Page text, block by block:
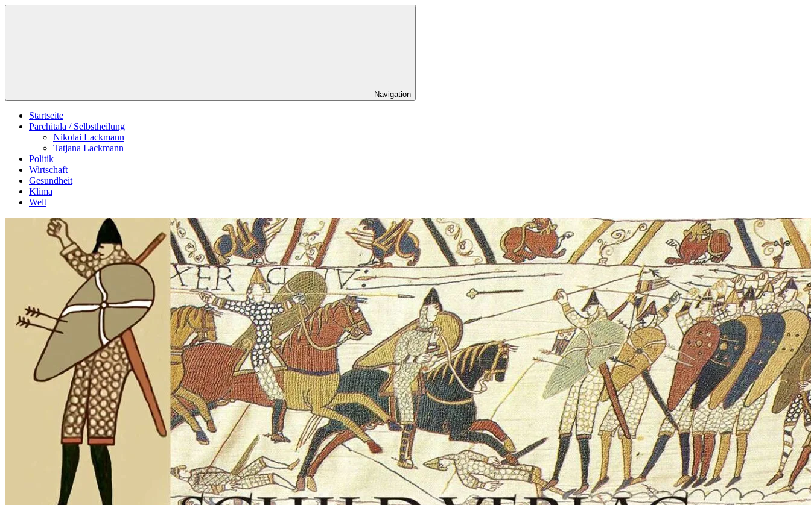
Zum
Navigation
Startseite
Parchitala / Selbstheilung
Nikolai Lackmann
Tatjana Lackmann
Politik
Wirtschaft
Gesundheit
Klima
Welt